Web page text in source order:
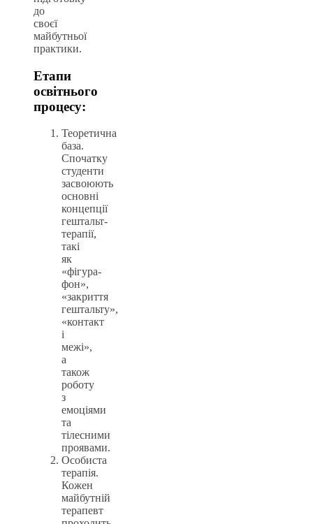
до
своєї
майбутньої
практики.
Етапи
освітнього
процесу:
Теоретична
база.
Спочатку
студенти
засвоюють
основні
концепції
гештальт-
терапії,
такі
як
«фігура-
фон»,
«закриття
гештальту»,
«контакт
і
межі»,
а
також
роботу
з
емоціями
та
тілесними
проявами.
Особиста
терапія.
Кожен
майбутній
терапевт